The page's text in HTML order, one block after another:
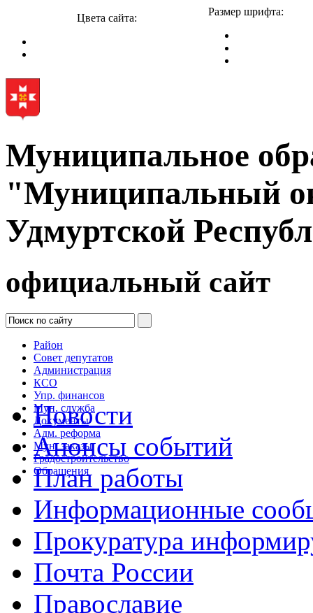
Цвета сайта:
Размер шрифта:
Муниципальное
"Муниципальный
Удмуртской
официальный сайт
Район
Совет депутатов
Администрация
КСО
Упр. финансов
Мун. служба
Документы
Адм. реформа
Мун. заказы
Градостроительство
Обращения
Новости
Анонсы событий
План работы
Информационные
Прокуратура
Почта России
Православие